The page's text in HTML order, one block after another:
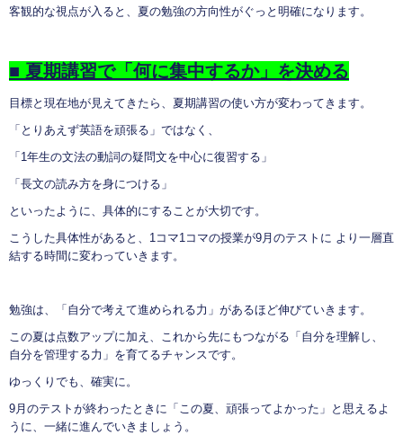
客観的な視点が入ると、夏の勉強の方向性がぐっと明確になります。
■ 夏期講習で「何に集中するか」を決める
目標と現在地が見えてきたら、夏期講習の使い方が変わってきます。
「とりあえず英語を頑張る」ではなく、
「1年生の文法の動詞の疑問文を中心に復習する」
「長文の読み方を身につける」
といったように、具体的にすることが大切です。
こうした具体性があると、1コマ1コマの授業が9月のテストに より一層直
結する時間に変わっていきます。
勉強は、「自分で考えて進められる力」があるほど伸びていきます。
この夏は点数アップに加え、これから先にもつながる「自分を理解し、
自分を管理する力」を育てるチャンスです。
ゆっくりでも、確実に。
9月のテストが終わったときに「この夏、頑張ってよかった」と思えるよ
うに、一緒に進んでいきましょう。